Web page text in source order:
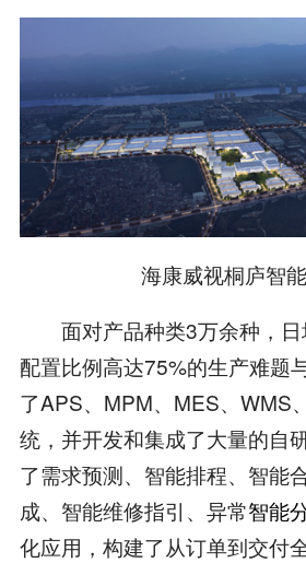
海康威视桐庐智能
面对产品种类3万余种，日
配置比例高达75%的生产难题
了APS、MPM、MES、WMS
统，并开发和集成了大量的自
了需求预测、智能排程、智能
成、智能维修指引、异常智能
化应用，构建了从订单到交付